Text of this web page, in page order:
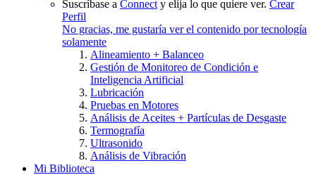
Suscríbase a Connect y elija lo que quiere ver. Crear
Perfil
No gracias, me gustaría ver el contenido por tecnología
solamente
Alineamiento + Balanceo
Gestión de Monitoreo de Condición e
Inteligencia Artificial
Lubricación
Pruebas en Motores
Análisis de Aceites + Partículas de Desgaste
Termografía
Ultrasonido
Análisis de Vibración
Mi Biblioteca